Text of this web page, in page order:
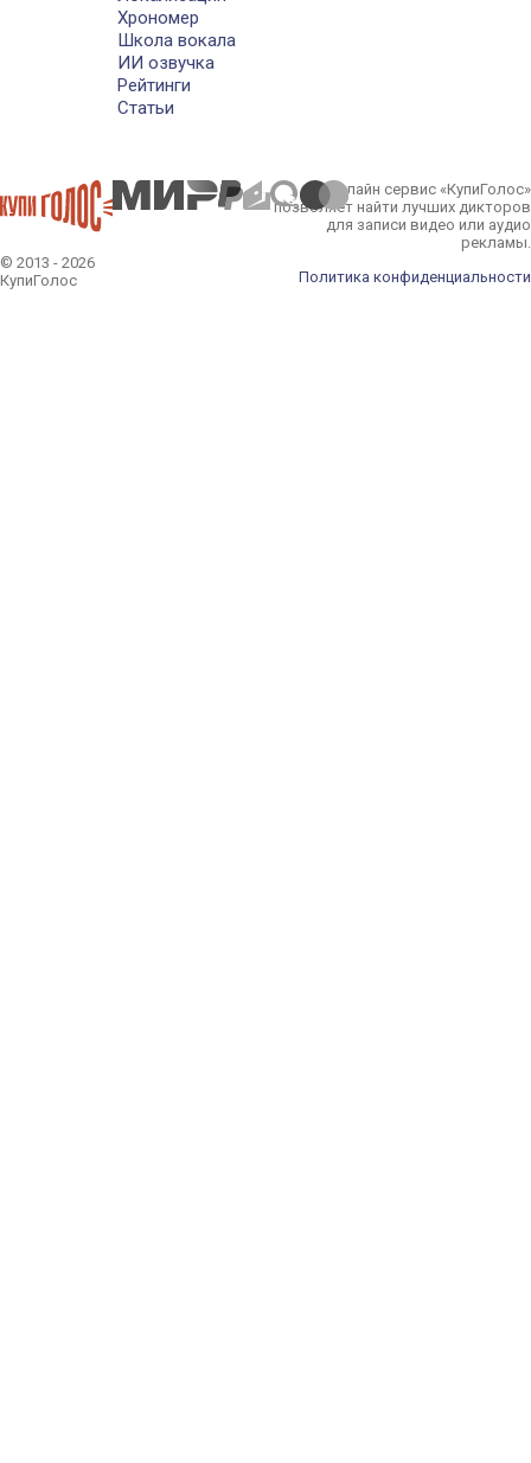
Хрономер
Школа вокала
ИИ озвучка
Рейтинги
Статьи
© 2013 - 2026
КупиГолос
Онлайн сервис «КупиГолос»
позволяет найти лучших дикторов
для записи видео или аудио
рекламы.
Политика конфиденциальности